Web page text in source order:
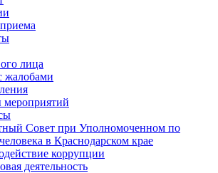
лица
жалобами
Совет при Уполномоченном по
в Краснодарском крае
коррупции
деятельность